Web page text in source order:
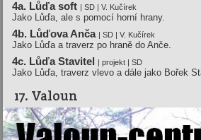
4a. Lůďa soft | SD | V. Kučírek
Jako Lůďa, ale s pomocí horní hrany.
4b. Lůďova Anča | SD | V. Kučírek
Jako Lůďa a traverz po hraně do Anče.
4c. Lůďa Stavitel | projekt | SD
Jako Lůďa, traverz vlevo a dále jako Bořek
17. Valoun